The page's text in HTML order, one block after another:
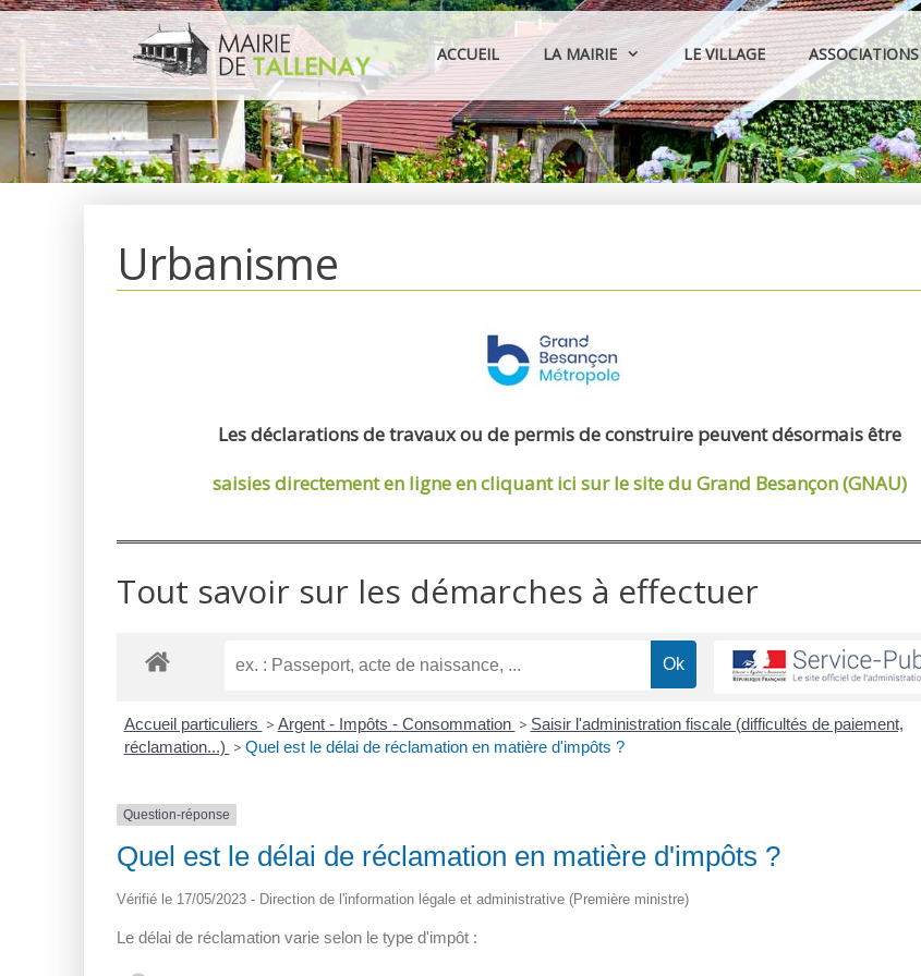
Aller
au
contenu
ACCUEIL LA MAIRIE LE VILLAGE ASSOCIATIONS
Urbanisme
Les déclarations de travaux ou de permis de construire peuvent désormais être
saisies directement en ligneen cliquant ici sur le site du Grand Besançon (GNAU)
Tout savoir sur les démarches à effectuer
Accueil particuliers > Argent - Impôts - Consommation > Saisir l'administration fiscale (difficultés de paiement,
réclamation...) > Quel est le délai de réclamation en matière d'impôts ?
Question-réponse
Quel est le délai de réclamation en matière d'impôts ?
Vérifié le 17/05/2023 - Direction de l'information légale et administrative (Première ministre)
Le délai de réclamation varie selon le type d'impôt :